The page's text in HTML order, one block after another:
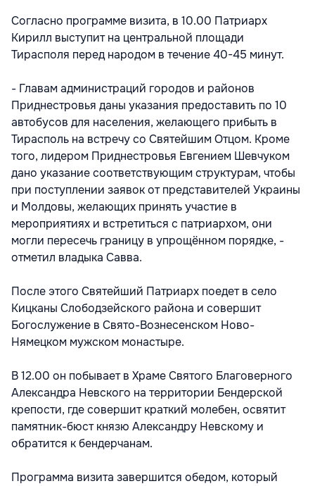
Согласно программе визита, в 10.00 Патриарх
Кирилл выступит на центральной площади
Тирасполя перед народом в течение 40-45 минут.
- Главам администраций городов и районов
Приднестровья даны указания предоставить по 10
автобусов для населения, желающего прибыть в
Тирасполь на встречу со Святейшим Отцом. Кроме
того, лидером Приднестровья Евгением Шевчуком
дано указание соответствующим структурам, чтобы
при поступлении заявок от представителей Украины
и Молдовы, желающих принять участие в
мероприятиях и встретиться с патриархом, они
могли пересечь границу в упрощённом порядке, -
отметил владыка Савва.
После этого Святейший Патриарх поедет в село
Кицканы Слободзейского района и совершит
Богослужение в Свято-Вознесенском Ново-
Нямецком мужском монастыре.
В 12.00 он побывает в Храме Святого Благоверного
Александра Невского на территории Бендерской
крепости, где совершит краткий молебен, освятит
памятник-бюст князю Александру Невскому и
обратится к бендерчанам.
Программа визита завершится обедом, который